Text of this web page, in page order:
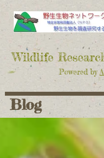
​Wildlife
Powered by
Blog